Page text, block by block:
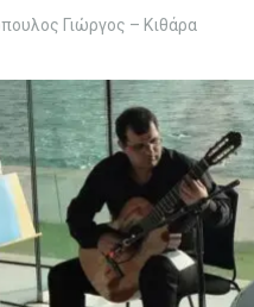
Γιώργος – Κιθάρα